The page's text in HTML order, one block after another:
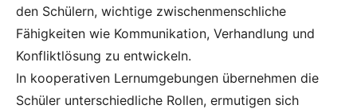
den Schülern, wichtige zwischenmenschliche
Fähigkeiten wie Kommunikation, Verhandlung und
Konfliktlösung zu entwickeln.
In kooperativen Lernumgebungen übernehmen die
Schüler unterschiedliche Rollen, ermutigen sich